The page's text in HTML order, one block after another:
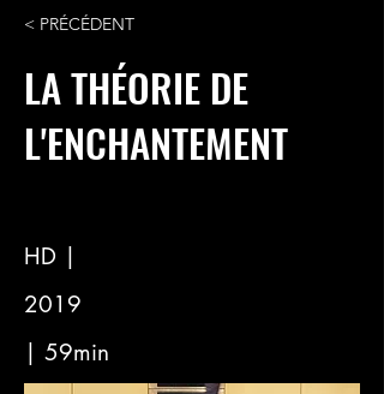
< PRÉCÉDENT
LA THÉORIE DE
L'ENCHANTEMENT
HD |
2019
| 59min